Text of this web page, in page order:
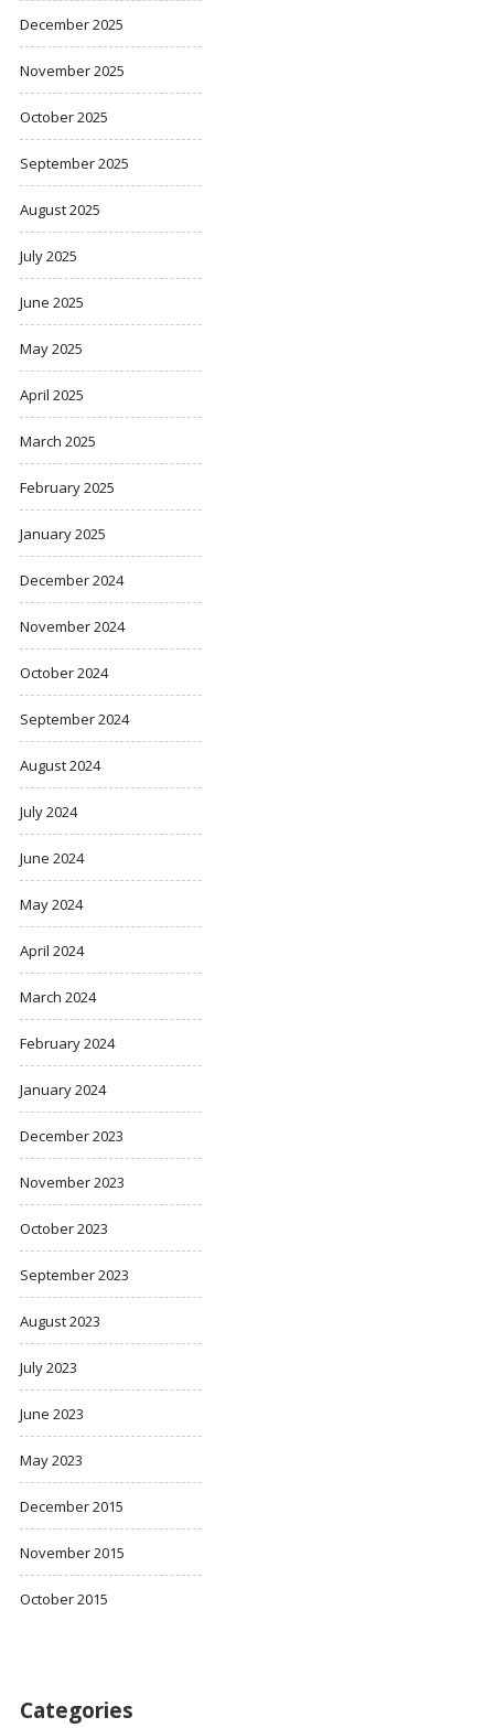
December 2025
November 2025
October 2025
September 2025
August 2025
July 2025
June 2025
May 2025
April 2025
March 2025
February 2025
January 2025
December 2024
November 2024
October 2024
September 2024
August 2024
July 2024
June 2024
May 2024
April 2024
March 2024
February 2024
January 2024
December 2023
November 2023
October 2023
September 2023
August 2023
July 2023
June 2023
May 2023
December 2015
November 2015
October 2015
Categories